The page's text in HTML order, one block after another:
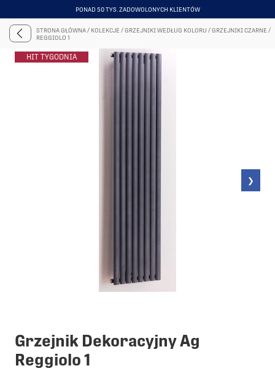
PONAD 50 TYS. ZADOWOLONYCH KLIENTÓW
ITEM
STRONA GŁÓWNA/ KOLEKCJE /GRZEJNIKI WEDŁUG KOLORU /GRZEJNIKI CZARNE /
REGGIOLO 1
HIT TYGODNIA
❯
Grzejnik Dekoracyjny Ag
Reggiolo 1